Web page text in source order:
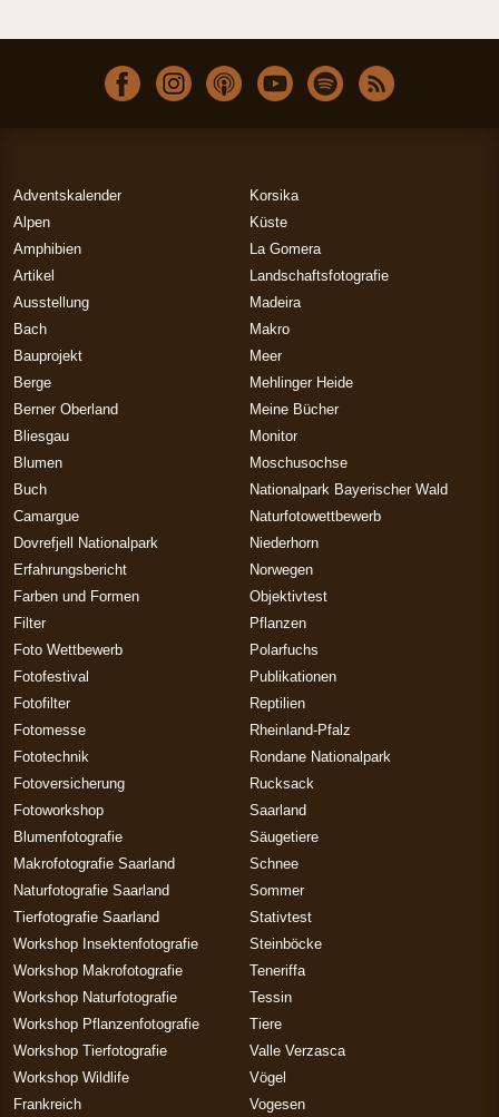
Adventskalender
Alpen
Amphibien
Artikel
Ausstellung
Bach
Bauprojekt
Berge
Berner Oberland
Bliesgau
Blumen
Buch
Camargue
Dovrefjell Nationalpark
Erfahrungsbericht
Farben und Formen
Filter
Foto Wettbewerb
Fotofestival
Fotofilter
Fotomesse
Fototechnik
Fotoversicherung
Fotoworkshop
Blumenfotografie
Makrofotografie Saarland
Naturfotografie Saarland
Tierfotografie Saarland
Workshop Insektenfotografie
Workshop Makrofotografie
Workshop Naturfotografie
Workshop Pflanzenfotografie
Workshop Tierfotografie
Workshop Wildlife
Frankreich
Korsika
Küste
La Gomera
Landschaftsfotografie
Madeira
Makro
Meer
Mehlinger Heide
Meine Bücher
Monitor
Moschusochse
Nationalpark Bayerischer Wald
Naturfotowettbewerb
Niederhorn
Norwegen
Objektivtest
Pflanzen
Polarfuchs
Publikationen
Reptilien
Rheinland-Pfalz
Rondane Nationalpark
Rucksack
Saarland
Säugetiere
Schnee
Sommer
Stativtest
Steinböcke
Teneriffa
Tessin
Tiere
Valle Verzasca
Vögel
Vogesen